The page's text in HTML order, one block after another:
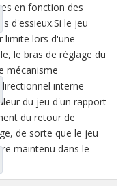
Howo AC16
en fonction des
d'essieux.Si le jeu
limite lors d'une
le bras de réglage du
mécanisme
interne
du jeu d'un rapport
du retour de
de sorte que le jeu
maintenu dans le